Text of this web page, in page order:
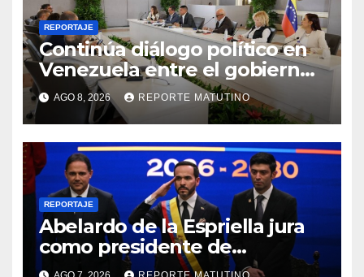
REPORTAJE
Continúa diálogo político en
Venezuela entre el gobierno
y la oposición
AGO 8, 2026 REPORTE MATUTINO
REPORTAJE
Abelardo de la Espriella jura
como presidente de
Colombia para el periodo